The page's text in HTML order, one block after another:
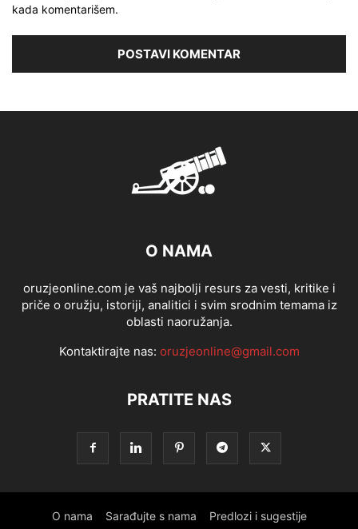
kada komentarišem.
O NAMA
oruzjeonline.com je vaš najbolji resurs za vesti, kritike i
priče o oružju, istoriji, analitici i svim srodnim temama iz
oblasti naoružanja.
Kontaktirajte nas: oruzjeonline@gmail.com
PRATITE NAS
O nama Sarađujte s nama Predlozi i sugestije